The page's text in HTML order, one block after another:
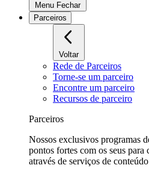
Menu Fechar
Parceiros
Voltar
Rede de Parceiros
Torne-se um parceiro
Encontre um parceiro
Recursos de parceiro
Parceiros
Nossos exclusivos programas
pontos fortes com os seus
através de serviços de